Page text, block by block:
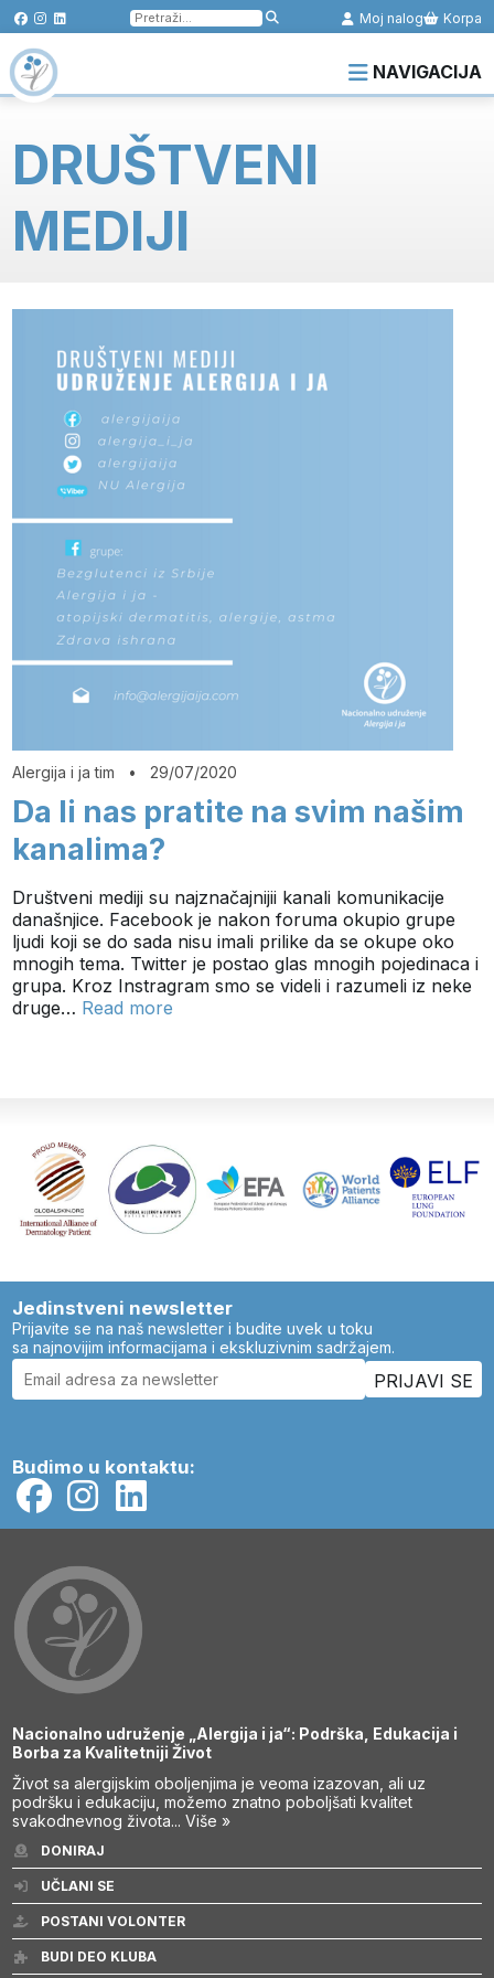
Pretraga
za:
Moj nalog Korpa
NAVIGACIJA
DRUŠTVENI
MEDIJI
Alergija i ja tim • 29/07/2020
Da li nas pratite na svim našim
kanalima?
Društveni mediji su najznačajnijii kanali komunikacije
današnjice. Facebook je nakon foruma okupio grupe
ljudi koji se do sada nisu imali prilike da se okupe oko
mnogih tema. Twitter je postao glas mnogih pojedinaca i
grupa. Kroz Instragram smo se videli i razumeli iz neke
druge… Read more
Jedinstveni newsletter
Prijavite se na naš newsletter i budite uvek u toku
sa najnovijim informacijama i ekskluzivnim sadržajem.
Budimo u kontaktu:
Nacionalno udruženje „Alergija i ja“: Podrška, Edukacija i
Borba za Kvalitetniji Život
Život sa alergijskim oboljenjima je veoma izazovan, ali uz
podršku i edukaciju, možemo znatno poboljšati kvalitet
svakodnevnog života...Više »
DONIRAJ
UČLANI SE
POSTANI VOLONTER
BUDI DEO KLUBA